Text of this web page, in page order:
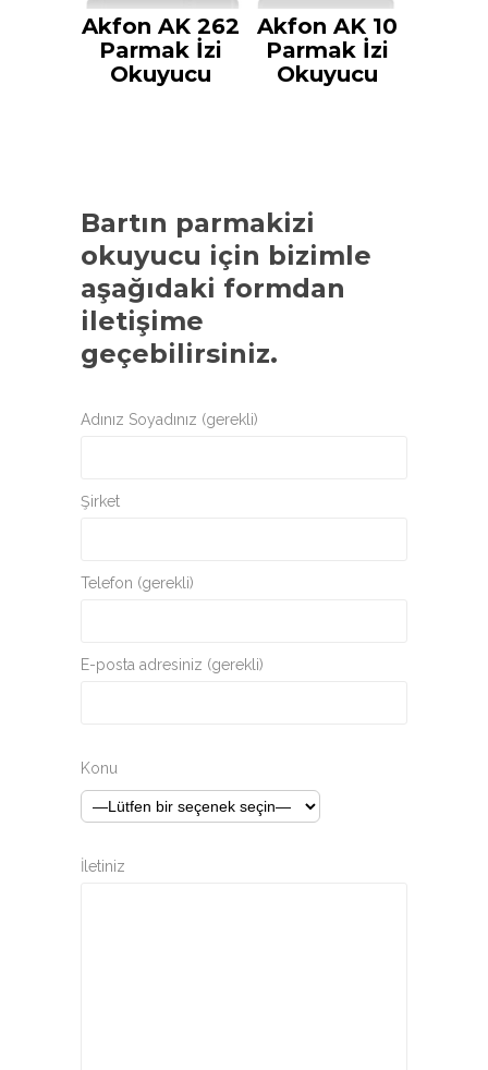
Akfon AK 262
Parmak İzi
Okuyucu
Akfon AK 10
Parmak İzi
Okuyucu
Bartın parmakizi
okuyucu için bizimle
aşağıdaki formdan
iletişime
geçebilirsiniz.
Adınız Soyadınız (gerekli)
Şirket
Telefon (gerekli)
E-posta adresiniz (gerekli)
Konu
İletiniz